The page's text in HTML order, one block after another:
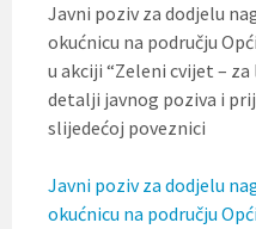
Javni poziv za dodjelu
okućnicu na području
u akciji “Zeleni cvijet –
detalji javnog poziva i
slijedećoj poveznici
Javni poziv za dodjelu
okućnicu na području